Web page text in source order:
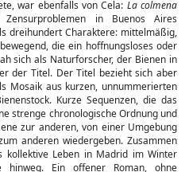
war ebenfalls von Cela: La colmena
in Buenos Aires
dreihundert Charaktere: mittelmäßig,
die ein hoffnungsloses oder
sich als Naturforscher, der Bienen in
der Titel. Der Titel bezieht sich aber
Mosaik aus kurzen, unnummerierten
Kurze Sequenzen, die das
strenge chronologische Ordnung und
zur anderen, von einer Umgebung
anderen wiedergeben. Zusammen
kollektive Leben in Madrid im Winter
Ein offener Roman, ohne